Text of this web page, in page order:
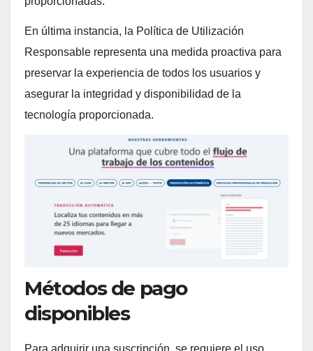
En última instancia, la Política de Utilización
Responsable representa una medida proactiva para
preservar la experiencia de todos los usuarios y
asegurar la integridad y disponibilidad de la
tecnología proporcionada.
Métodos de pago
disponibles